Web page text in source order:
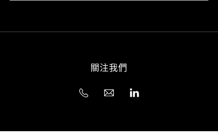
關注我們